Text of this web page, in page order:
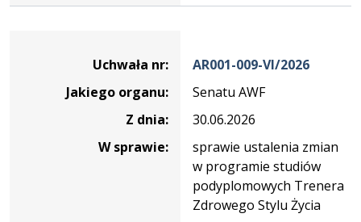
Uchwała nr:
AR001-009-VI/2026
Jakiego organu:
Senatu AWF
Z dnia:
30.06.2026
W sprawie:
sprawie ustalenia zmian
w programie studiów
podyplomowych Trenera
Zdrowego Stylu Życia